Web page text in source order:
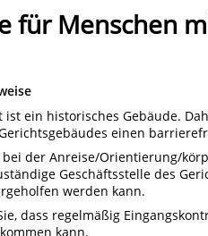
für Menschen
ist ein historisches Gebäude.
einen
bei der Anreise/Orientierung/
Geschäftsstelle des
werden kann.
dass regelmäßig
kann.